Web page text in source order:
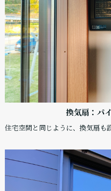
換気扇：パ
住宅空間と同じように、換気扇も